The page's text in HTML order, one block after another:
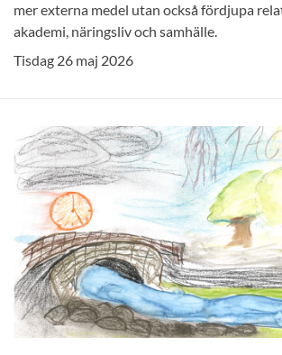
mer externa medel utan också fördjupa
akademi, näringsliv och samhälle.
Tisdag 26 maj 2026